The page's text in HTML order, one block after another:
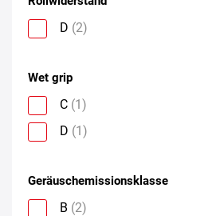
D (2)
Wet grip
C (1)
D (1)
Geräuschemissionsklasse
B (2)